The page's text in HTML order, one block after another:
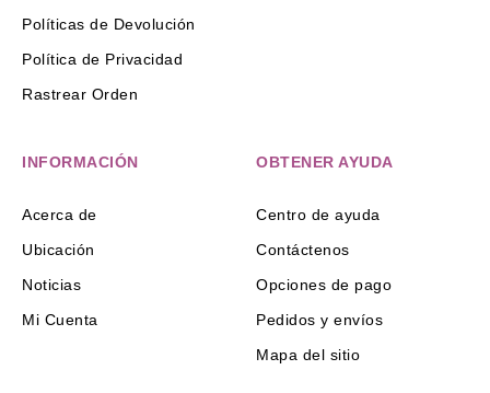
Políticas de Devolución
Política de Privacidad
Rastrear Orden
INFORMACIÓN
Acerca de
Ubicación
Noticias
Mi Cuenta
OBTENER AYUDA
Centro de ayuda
Contáctenos
Opciones de pago
Pedidos y envíos
Mapa del sitio